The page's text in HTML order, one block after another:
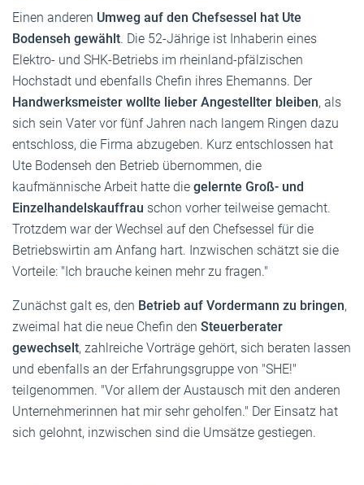
Einen anderen Umweg auf den Chefsessel hat Ute
Bodenseh gewählt. Die 52-Jährige ist Inhaberin eines
Elektro- und SHK-Betriebs im rheinland-pfälzischen
Hochstadt und ebenfalls Chefin ihres Ehemanns. Der
Handwerksmeister wollte lieber Angestellter bleiben, als
sich sein Vater vor fünf Jahren nach langem Ringen dazu
entschloss, die Firma abzugeben. Kurz entschlossen hat
Ute Bodenseh den Betrieb übernommen, die
kaufmännische Arbeit hatte die gelernte Groß- und
Einzelhandelskauffrau schon vorher teilweise gemacht.
Trotzdem war der Wechsel auf den Chefsessel für die
Betriebswirtin am Anfang hart. Inzwischen schätzt sie die
Vorteile: "Ich brauche keinen mehr zu fragen."
Zunächst galt es, den Betrieb auf Vordermann zu bringen,
zweimal hat die neue Chefin den Steuerberater
gewechselt, zahlreiche Vorträge gehört, sich beraten lassen
und ebenfalls an der Erfahrungsgruppe von "SHE!"
teilgenommen. "Vor allem der Austausch mit den anderen
Unternehmerinnen hat mir sehr geholfen." Der Einsatz hat
sich gelohnt, inzwischen sind die Umsätze gestiegen.